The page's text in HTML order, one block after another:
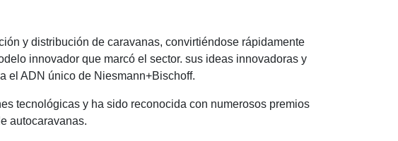
y distribución de caravanas, convirtiéndose rápidamente
innovador que marcó el sector. sus ideas innovadoras y
el ADN único de Niesmann+Bischoff.
tecnológicas y ha sido reconocida con numerosos premios
autocaravanas.